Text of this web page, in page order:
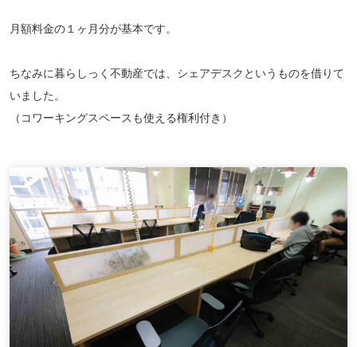
月額料金の１ヶ月分が基本です。
ちなみに暮らしっく不動産では、シェアデスクというものを借りて
いました。
（コワーキングスペースも使える権利付き）